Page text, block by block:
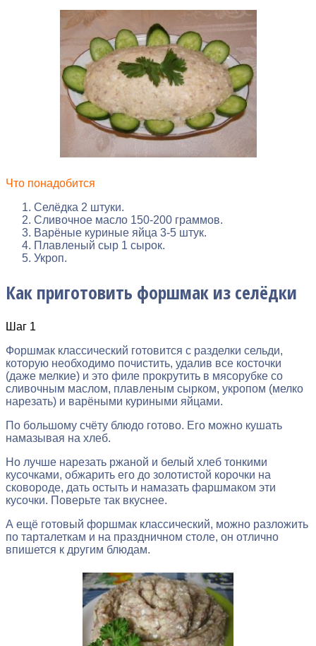
Что понадобится
Селёдка 2 штуки.
Сливочное масло 150-200 граммов.
Варёные куриные яйца 3-5 штук.
Плавленый сыр 1 сырок.
Укроп.
Как приготовить форшмак из селёдки
Шаг 1
Форшмак классический готовится с разделки сельди,
которую необходимо почистить, удалив все косточки
(даже мелкие) и это филе прокрутить в мясорубке со
сливочным маслом, плавленым сырком, укропом (мелко
нарезать) и варёными куриными яйцами.
По большому счёту блюдо готово. Его можно кушать
намазывая на хлеб.
Но лучше нарезать ржаной и белый хлеб тонкими
кусочками, обжарить его до золотистой корочки на
сковороде, дать остыть и намазать фаршмаком эти
кусочки. Поверьте так вкуснее.
А ещё готовый форшмак классический, можно разложить
по тарталеткам и на праздничном столе, он отлично
впишется к другим блюдам.